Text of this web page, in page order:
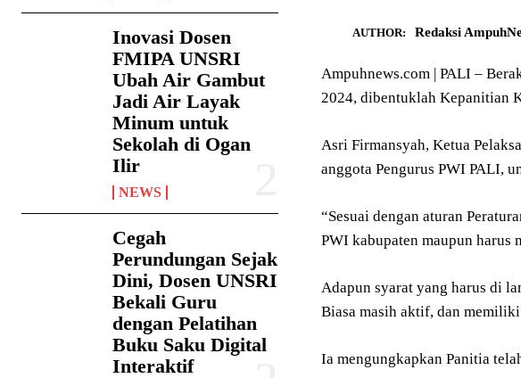
Inovasi Dosen
FMIPA UNSRI
Ubah Air Gambut
Jadi Air Layak
Minum untuk
Sekolah di Ogan
Ilir
NEWS
Cegah
Perundungan Sejak
Dini, Dosen UNSRI
Bekali Guru
dengan Pelatihan
Buku Saku Digital
Interaktif
AUTHOR: Redaksi
Ampuhnews.com | PALI –
2024, dibentuklah Kepanitian
Asri Firmansyah, Ketua
anggota Pengurus PWI PALI,
“Sesuai dengan aturan
PWI kabupaten maupun harus
Adapun syarat yang harus di
Biasa masih aktif, dan
Ia mengungkapkan Panitia